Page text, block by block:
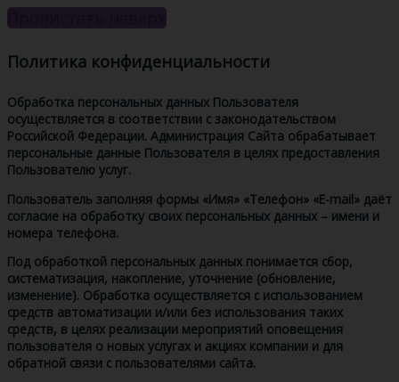
Политика конфиденциальности
Обработка персональных данных Пользователя
осуществляется в соответствии с законодательством
Российской Федерации. Администрация Сайта обрабатывает
персональные данные Пользователя в целях предоставления
Пользователю услуг.
Пользователь заполняя формы «Имя» «Телефон» «E-mail» даёт
согласие на обработку своих персональных данных – имени и
номера телефона.
Под обработкой персональных данных понимается сбор,
систематизация, накопление, уточнение (обновление,
изменение). Обработка осуществляется с использованием
средств автоматизации и/или без использования таких
средств, в целях реализации мероприятий оповещения
пользователя о новых услугах и акциях компании и для
обратной связи с пользователями сайта.